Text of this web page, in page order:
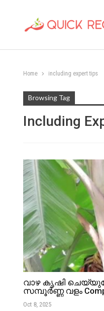
Home including expert tips
Browsing Tag
Including
വാഴ കൃഷി
സമ്പൂർണ്ണ വളം
Oct 8, 2025